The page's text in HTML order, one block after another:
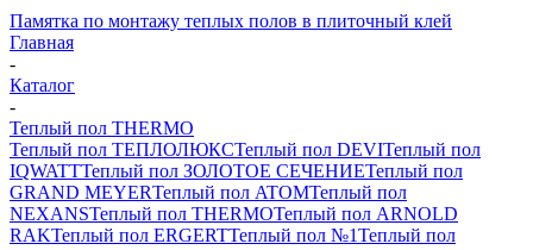
Памятка по монтажу теплых полов в плиточный клей
Главная
-
Каталог
-
Теплый пол THERMO
Теплый пол ТЕПЛОЛЮКСТеплый пол DEVIТеплый пол
IQWATTТеплый пол ЗОЛОТОЕ СЕЧЕНИЕТеплый пол
GRAND MEYERТеплый пол ATOMТеплый пол
NEXANSТеплый пол THERMOТеплый пол ARNOLD
RAKТеплый пол ERGERTТеплый пол №1Теплый пол